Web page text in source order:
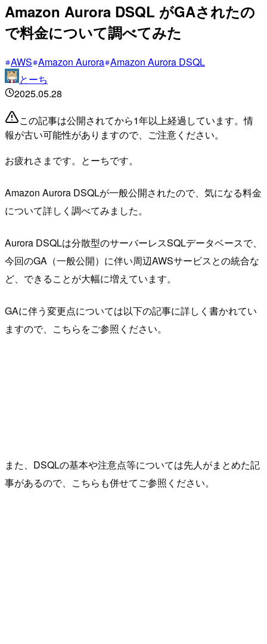
Amazon Aurora DSQL がGAされたの
で料金について調べてみた
AWS Amazon Aurora Amazon Aurora DSQL
とーち
2025.05.28
この記事は公開されてから1年以上経過しています。情
報が古い可能性がありますので、ご注意ください。
お疲れさまです。とーちです。
Amazon Aurora DSQLが一般公開されたので、気になる料金
について詳しく調べてみました。
Aurora DSQLは分散型のサーバーレスSQLデータベースで、
今回のGA（一般公開）に伴い周辺AWSサービスとの統合な
ど、できることが大幅に増えています。
GAに伴う変更点については以下の記事に詳しく書かれてい
ますので、こちらをご参照ください。
また、DSQLの基本や注意点等については先人がまとめた記
事があるので、こちらも併せてご参照ください。